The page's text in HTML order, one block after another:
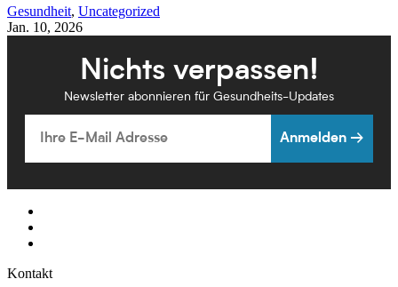
Gesundheit, Uncategorized
Jan. 10, 2026
Nichts verpassen!
Newsletter abonnieren für Gesundheits-Updates
Anmelden →
Kontakt